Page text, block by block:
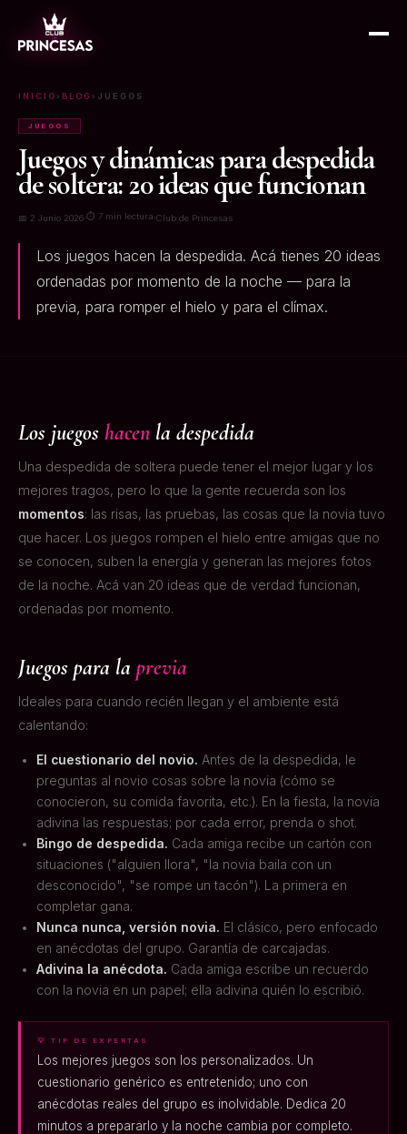
INICIO › BLOG › JUEGOS
JUEGOS
Juegos y dinámicas para despedida
de soltera: 20 ideas que funcionan
📅 2 Junio 2026·⏱ 7 min lectura·Club de Princesas
Los juegos hacen la despedida. Acá tienes 20 ideas
ordenadas por momento de la noche — para la
previa, para romper el hielo y para el clímax.
Los juegos hacen la despedida
Una despedida de soltera puede tener el mejor lugar y los
mejores tragos, pero lo que la gente recuerda son los
momentos: las risas, las pruebas, las cosas que la novia tuvo
que hacer. Los juegos rompen el hielo entre amigas que no
se conocen, suben la energía y generan las mejores fotos
de la noche. Acá van 20 ideas que de verdad funcionan,
ordenadas por momento.
Juegos para la previa
Ideales para cuando recién llegan y el ambiente está
calentando:
El cuestionario del novio. Antes de la despedida, le
preguntas al novio cosas sobre la novia (cómo se
conocieron, su comida favorita, etc.). En la fiesta, la novia
adivina las respuestas; por cada error, prenda o shot.
Bingo de despedida. Cada amiga recibe un cartón con
situaciones ("alguien llora", "la novia baila con un
desconocido", "se rompe un tacón"). La primera en
completar gana.
Nunca nunca, versión novia. El clásico, pero enfocado
en anécdotas del grupo. Garantía de carcajadas.
Adivina la anécdota. Cada amiga escribe un recuerdo
con la novia en un papel; ella adivina quién lo escribió.
💡 TIP DE EXPERTAS
Los mejores juegos son los personalizados. Un
cuestionario genérico es entretenido; uno con
anécdotas reales del grupo es inolvidable. Dedica 20
minutos a prepararlo y la noche cambia por completo.